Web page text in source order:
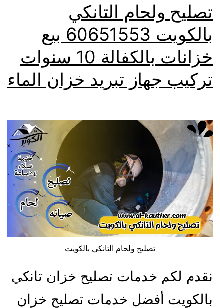
تصليح ولحام التانكي
بالكويت 60651553 بيع
خزانات بالكفالة 10 سنوات
تركيب جهاز تبريد خزان الماء
تصليح ولحام التانكي بالكويت
نقدم لكم خدمات تصليح خزان تانكي
بالكويت أفضل خدمات تصليح خزان